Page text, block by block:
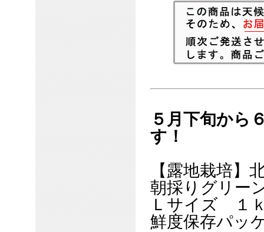
５月下旬から
す！
【露地栽培
朝採りグリー
Ｌサイズ １
鮮度保存パッ